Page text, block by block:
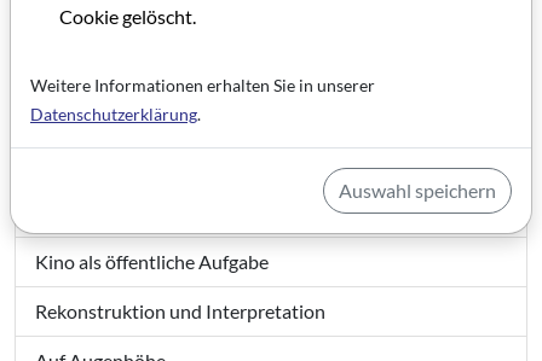
Grußwort GRIP 49
Editorial GRIP 49
Kino als öffentliche Aufgabe
Rekonstruktion und Interpretation
Cookie gelöscht.
Weitere Informationen erhalten Sie in unserer
Datenschutzerklärung.
Auswahl speichern